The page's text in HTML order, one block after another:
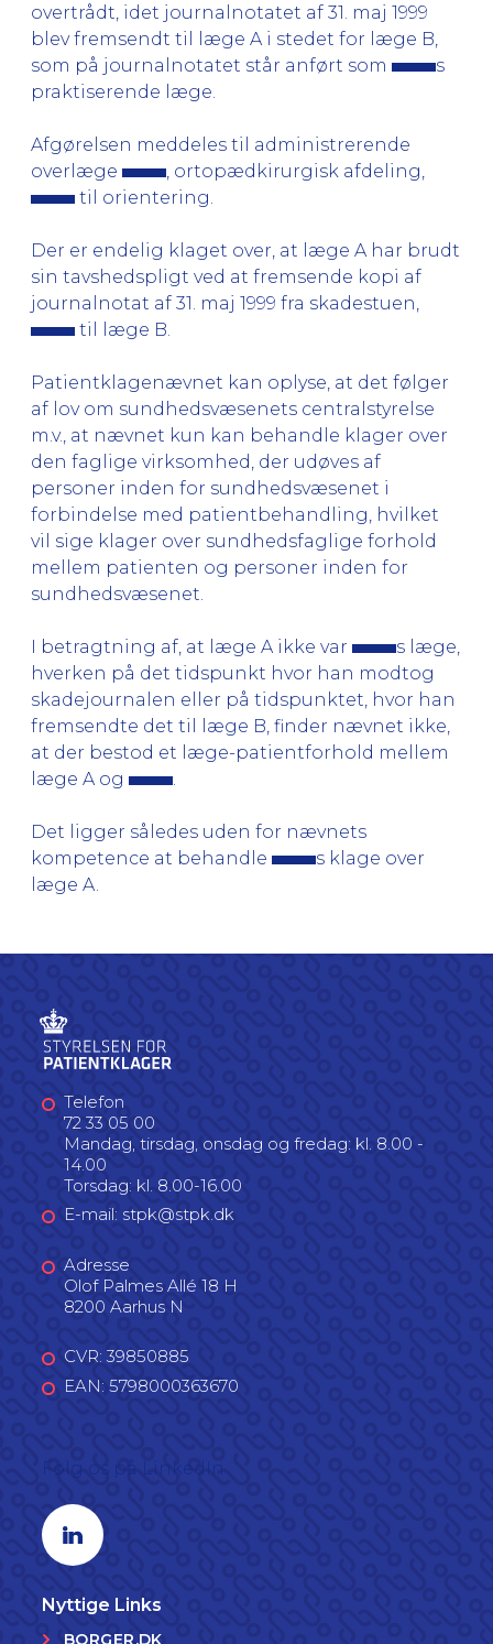
overtrådt, idet journalnotatet af 31. maj 1999
blev fremsendt til læge A i stedet for læge B,
som på journalnotatet står anført som
s
praktiserende læge.
Afgørelsen meddeles til administrerende
overlæge
, ortopædkirurgisk afdeling,
til orientering.
Der er endelig klaget over, at læge A har brudt
sin tavshedspligt ved at fremsende kopi af
journalnotat af 31. maj 1999 fra skadestuen,
til læge B.
Patientklagenævnet kan oplyse, at det følger
af lov om sundhedsvæsenets centralstyrelse
m.v., at nævnet kun kan behandle klager over
den faglige virksomhed, der udøves af
personer inden for sundhedsvæsenet i
forbindelse med patientbehandling, hvilket
vil sige klager over sundhedsfaglige forhold
mellem patienten og personer inden for
sundhedsvæsenet.
I betragtning af, at læge A ikke var
s læge,
hverken på det tidspunkt hvor han modtog
skadejournalen eller på tidspunktet, hvor han
fremsendte det til læge B, finder nævnet ikke,
at der bestod et læge-patientforhold mellem
læge A og
Det ligger således uden for nævnets
kompetence at behandle
s klage over
læge A.
Telefon
72 33 05 00
Mandag, tirsdag, onsdag og fredag: kl. 8.00 -
14.00
Torsdag: kl. 8.00-16.00
E-mail: stpk@stpk.dk
Adresse
Olof Palmes Allé 18 H
8200 Aarhus N
CVR: 39850885
EAN: 5798000363670
Linkedin profil
Nyttige Links
BORGER.DK